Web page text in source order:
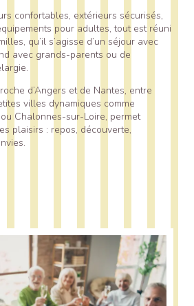
confortables, extérieurs sécurisés,
pour adultes, tout est réuni
qu’il s’agisse d’un séjour avec
avec grands-parents ou de
d’Angers et de Nantes, entre
villes dynamiques comme
Chalonnes-sur-Loire, permet
plaisirs : repos, découverte,